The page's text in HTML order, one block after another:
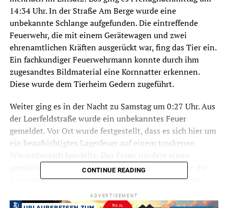
14:34 Uhr. In der Straße Am Berge wurde eine
unbekannte Schlange aufgefunden. Die eintreffende
Feuerwehr, die mit einem Gerätewagen und zwei
ehrenamtlichen Kräften ausgerückt war, fing das Tier ein.
Ein fachkundiger Feuerwehrmann konnte durch ihm
zugesandtes Bildmaterial eine Kornnatter erkennen.
Diese wurde dem Tierheim Gedern zugeführt.
Weiter ging es in der Nacht zu Samstag um 0:27 Uhr. Aus
der Loerfeldstraße wurde ein unbekanntes Feuer
gemeldet. Vor Ort wurde festgestellt, dass es sich hier um
ein beaufsichtigtes Lagerfeuer auf einem trockenen
gemütlichen Grillabend ab. Der Einsatzleiter klärte die
Anwesenden über eine mögliche Ausbreitungsgefahr –
durch die immer noch trockenen Gräser und Wälder – auf.
Der Einsatzleiter bat darum, dass Feuer zu löschen. Dem
CONTINUE READING
ADVERTISEMENT